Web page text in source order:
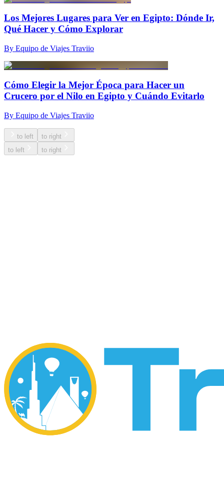
Los Mejores Lugares para Ver en Egipto: Dónde Ir,
Qué Hacer y Cómo Explorar
By Equipo de Viajes Traviio
Cómo Elegir la Mejor Época para Hacer un
Crucero por el Nilo en Egipto y Cuándo Evitarlo
By Equipo de Viajes Traviio
to left
to right
to left
to right